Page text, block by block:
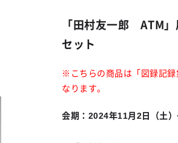
「田村友一郎 ATM
セット
※こちらの商品は「図録記
なります。
会期： 2024年11月2日（土